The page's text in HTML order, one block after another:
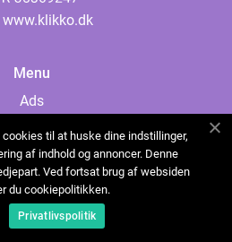
www.klikko.dk
Menu
Ads
Cookies
Contact
Sitemap
til at huske dine indstillinger,
af indhold og annoncer. Denne
Ved fortsat brug af websiden
du cookiepolitikken.
Privatlivspolitik